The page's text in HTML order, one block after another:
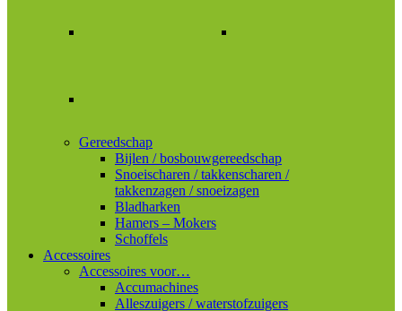
Gereedschap
Bijlen / bosbouwgereedschap
Snoeischaren / takkenscharen /
takkenzagen / snoeizagen
Bladharken
Hamers – Mokers
Schoffels
Accessoires
Accessoires voor…
Accumachines
Alleszuigers / waterstofzuigers